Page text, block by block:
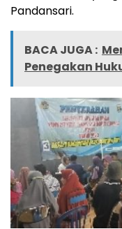
Pandansari.
BACA JUGA :
Penegakan